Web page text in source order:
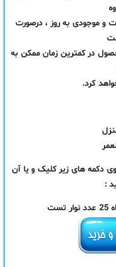
و موجودی به روز ، درصورت
در کمترین زمان ممکن به
کرد.
دکمه های زیر کلیک و یا آن
: